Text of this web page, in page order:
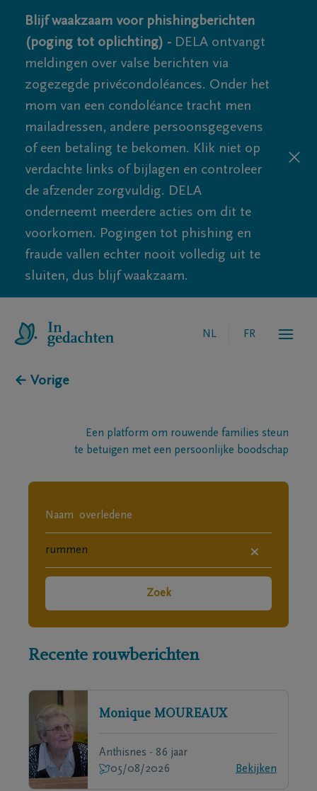
Blijf waakzaam voor phishingberichten
(poging tot oplichting) - DELA ontvangt
meldingen over valse berichten via
zogezegde privécondoléances. Onder het
mom van een condoléance tracht men
mailadressen, andere persoonsgegevens
of een betaling te bekomen. Klik niet op
verdachte links of bijlagen en controleer
de afzender zorgvuldig. DELA
onderneemt meerdere acties om dit te
voorkomen. Pogingen tot phishing en
fraude vallen echter nooit volledig uit te
sluiten, dus blijf waakzaam.
NL FR
← Vorige
Een platform om rouwende families steun
te betuigen met een persoonlijke boodschap
×
Zoek
Recente rouwberichten
Monique MOUREAUX
Anthisnes - 86 jaar
05/08/2026
Bekijken